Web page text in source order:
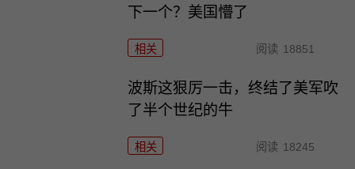
下一个？美国懵了
相关 阅读 18851
波斯这狠厉一击，终结了美军吹
了半个世纪的牛
相关 阅读 18245